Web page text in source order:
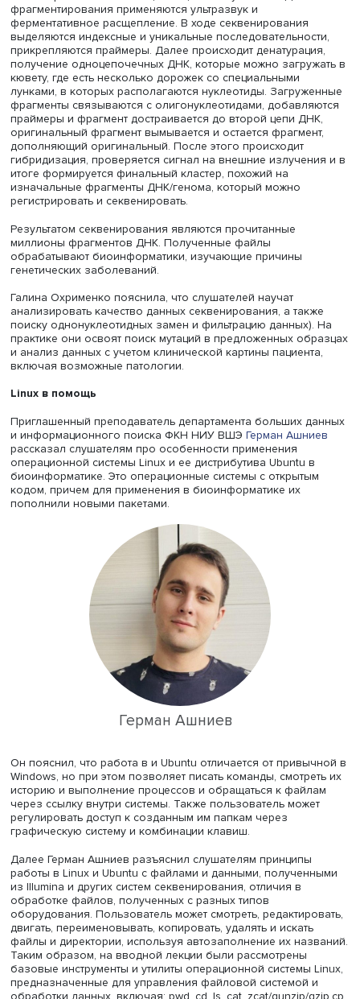
Выбор технологии зависит от конкретных задач. При
обработке конкретного участка генома
метод Сэнгера, а если нужно исследовать набор генов -
Illumina, а исследование полного генома будет более
эффективным с технологиями третьего поколения.
В каждой пробирке для анализа содержатся ДНК,
ДНК-полимераза и другие препараты, затем в аппарат
анализа загружается фрагмент генома. Эксперименты
показали, что на 1000 нормальных нуклеотидов есть
модифицированный, после которого следующий не
присоединиться, происходит обрыв цепи.
электронным микроскопом, причем для
секвенирования геном и ДНК выделяют и
затем происходит подготовка адаптеров, необходимых
секвенирования и обогащение целевых участков. Для
фрагментирования применяются ультразвук и
ферментативное расщепление. В ходе секвенирования
выделяются индексные и уникальные
прикрепляются праймеры. Далее происходит
получение одноцепочечных ДНК, которые можно
кювету, где есть несколько дорожек со специальными
лунками, в которых располагаются нуклеотиды.
фрагменты связываются с олигонуклеотидами,
праймеры и фрагмент достраивается до второй цепи
оригинальный фрагмент вымывается и остается
дополняющий оригинальный. После этого происходит
гибридизация, проверяется сигнал на внешние
итоге формируется финальный кластер, похожий на
изначальные фрагменты ДНК/генома, который можно
Результатом секвенирования являются прочитанные
миллионы фрагментов ДНК. Полученные файлы
обрабатывают биоинформатики, изучающие причины
генетических заболеваний.
Галина Охрименко пояснила, что слушателей научат
анализировать качество данных секвенирования, а
поиску однонуклеотидных замен и фильтрацию
практике они освоят поиск мутаций в предложенных
и анализ данных с учетом клинической картины
включая возможные патологии.
Приглашенный преподаватель департамента больших
и информационного поиска ФКН НИУ ВШЭГерман
рассказал слушателям про особенности применения
операционной системы Linux и ее дистрибутива Ubuntu
биоинформатике. Это операционные системы с
пополнили новыми пакетами.